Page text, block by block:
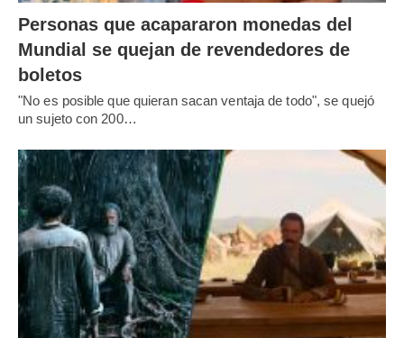
Personas que acapararon monedas del
Mundial se quejan de revendedores de
boletos
"No es posible que quieran sacan ventaja de todo", se quejó
un sujeto con 200…